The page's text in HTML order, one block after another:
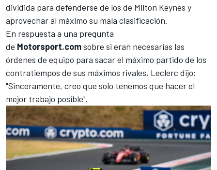
dividida para defenderse de los de Milton Keynes y
aprovechar al máximo su mala clasificación.
En respuesta a una pregunta
de Motorsport.comsobre si eran necesarias las
órdenes de equipo para sacar el máximo partido de los
contratiempos de sus máximos rivales, Leclerc dijo:
"Sinceramente, creo que solo tenemos que hacer el
mejor trabajo posible".